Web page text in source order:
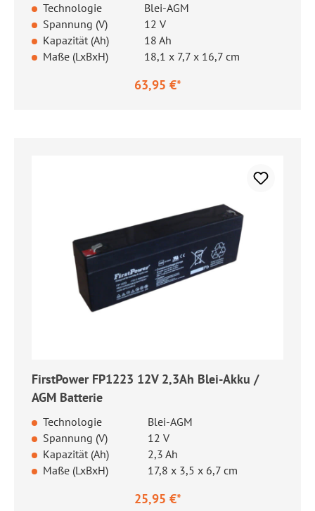
Technologie
Blei-AGM
Spannung (V)
12 V
Kapazität (Ah)
18 Ah
Maße (LxBxH)
18,1 x 7,7 x 16,7 cm
63,95 €*
FirstPower FP1223 12V 2,3Ah Blei-Akku /
AGM Batterie
Technologie
Blei-AGM
Spannung (V)
12 V
Kapazität (Ah)
2,3 Ah
Maße (LxBxH)
17,8 x 3,5 x 6,7 cm
25,95 €*